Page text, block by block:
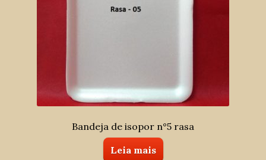
Bandeja de isopor n°5 rasa
Leia mais